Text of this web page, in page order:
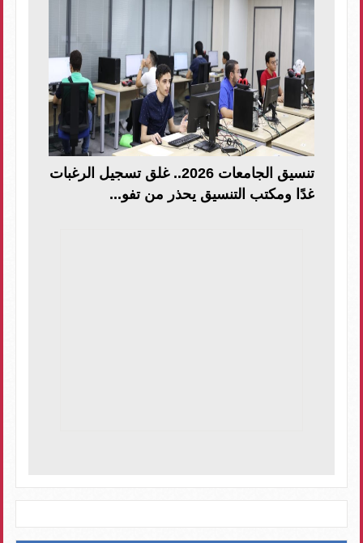
تنسيق الجامعات 2026.. غلق تسجيل الرغبات
غدًا ومكتب التنسيق يحذر من تفو...